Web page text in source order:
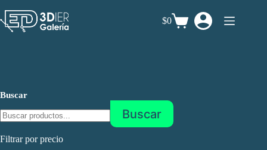
contenido
Carro
$0
Buscar
Buscar
Filtrar por precio